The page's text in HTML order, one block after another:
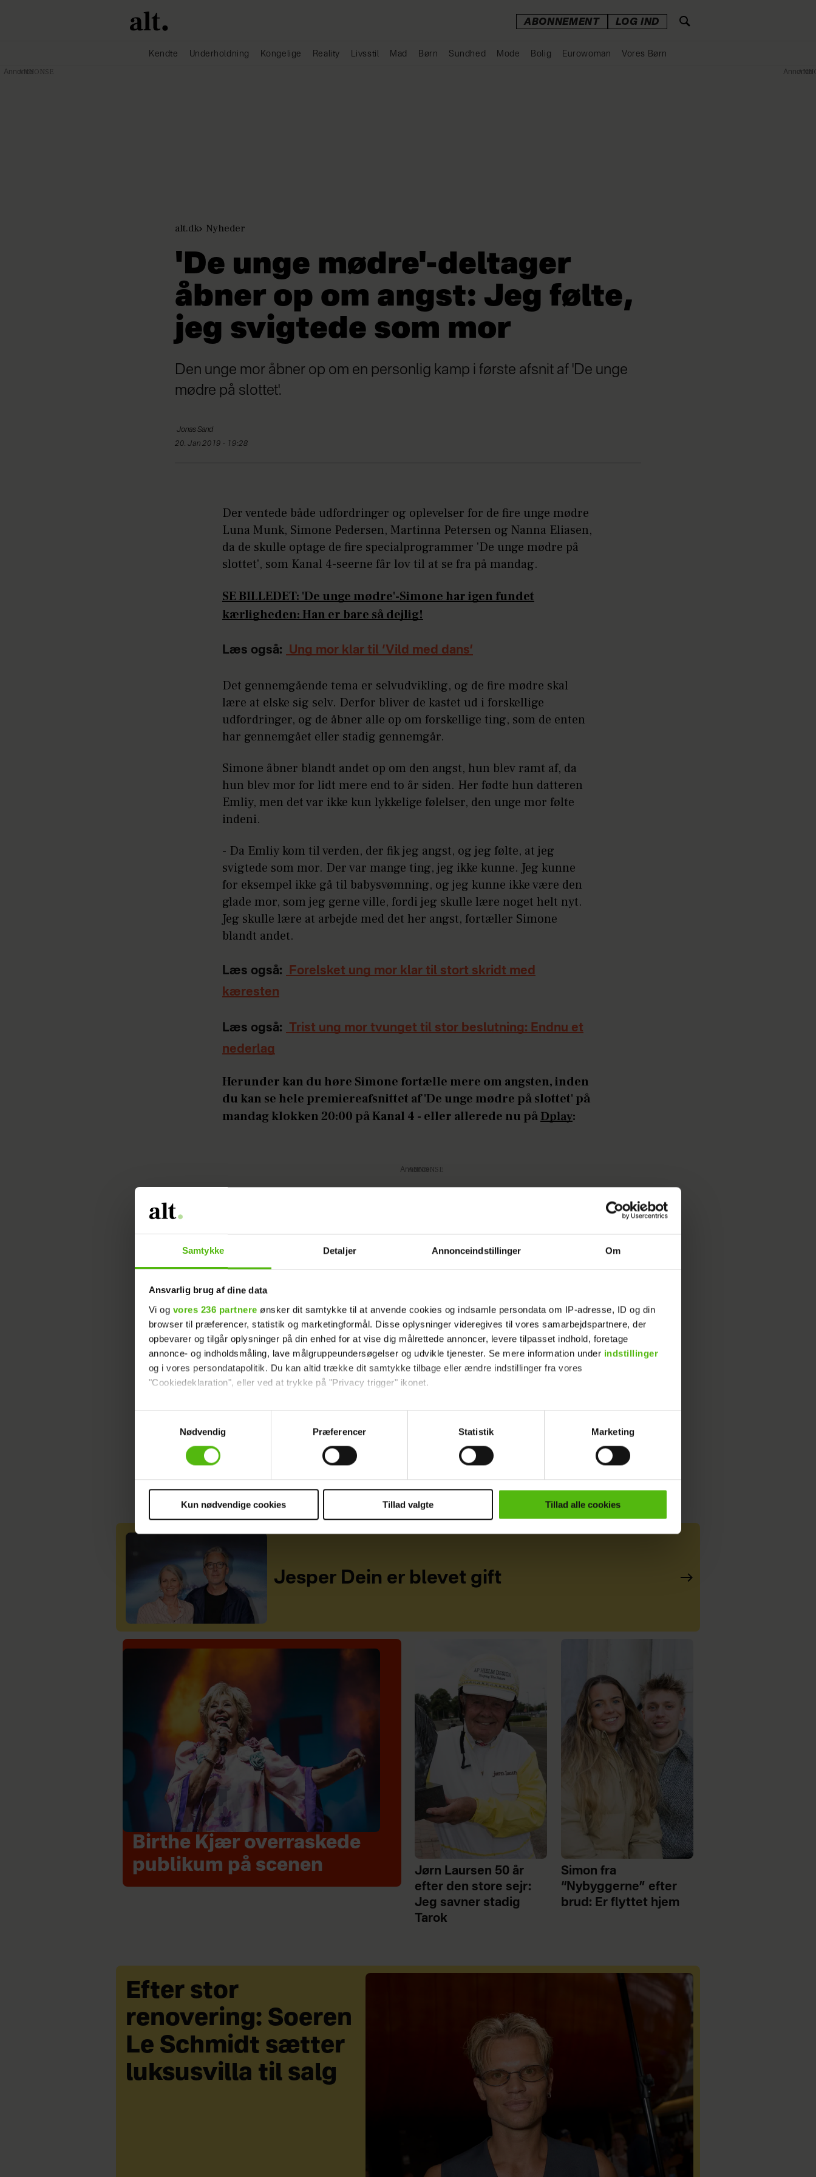
Samtykke Detaljer Annonceindstillinger Om
Ansvarlig brug af dine data
Vi og vores 236 partnere ønsker dit samtykke til at anvende cookies og indsamle persondata om IP-adresse, ID og din
browser til præferencer, statistik og marketingformål. Disse oplysninger videregives til vores samarbejdspartnere, der
opbevarer og tilgår oplysninger på din enhed for at vise dig målrettede annoncer, levere tilpasset indhold, foretage
annonce- og indholdsmåling, lave målgruppeundersøgelser og udvikle tjenester. Se mere information under indstillinger
og i vores persondatapolitik. Du kan altid trække dit samtykke tilbage eller ændre indstillinger fra vores
"Cookiedeklaration", eller ved at trykke på "Privacy trigger" ikonet.
Dine valg anvendes på hele websitet.
Vi ønsker dit samtykke til at indsamle og bruge data for at kunne levere og finansiere relevant journalistisk indhold til dig.
Vi anvender egne cookies og cookies fra tredjeparter til at at optimere dit besøg på vores hjemmeside. Vi indsamler data
sociale medier.
privatlivspolitik
Nødvendig
Præferencer Statistik Marketing
Kun nødvendige cookies Tillad valgte Tillad alle cookies
ABONNEMENT LOG IND
Kendte Underholdning Kongelige Reality Livsstil Mad Børn Sundhed Mode Bolig Eurowoman Vores Børn
alt.dk Nyheder
'De unge mødre'-deltager
åbner op om angst: Jeg følte,
jeg svigtede som mor
Den unge mor åbner op om en personlig kamp i første afsnit af 'De unge
mødre på slottet'.
JonasSand
20. Jan 2019 - 19:28
Der ventede både udfordringer og oplevelser for de fire unge mødre
Luna Munk, Simone Pedersen, Martinna Petersen og Nanna Eliasen,
da de skulle optage de fire specialprogrammer 'De unge mødre på
slottet', som Kanal 4-seerne får lov til at se fra på mandag.
SE BILLEDET: 'De unge mødre'-Simone har igen fundet
kærligheden: Han er bare så dejlig!
Læs også: Ung mor klar til ‘Vild med dans’
Det gennemgående tema er selvudvikling, og de fire mødre skal
lære at elske sig selv. Derfor bliver de kastet ud i forskellige
udfordringer, og de åbner alle op om forskellige ting, som de enten
har gennemgået eller stadig gennemgår.
Simone åbner blandt andet op om den angst, hun blev ramt af, da
hun blev mor for lidt mere end to år siden. Her fødte hun datteren
Emliy, men det var ikke kun lykkelige følelser, den unge mor følte
indeni.
- Da Emliy kom til verden, der fik jeg angst, og jeg følte, at jeg
svigtede som mor. Der var mange ting, jeg ikke kunne. Jeg kunne
for eksempel ikke gå til babysvømning, og jeg kunne ikke være den
glade mor, som jeg gerne ville, fordi jeg skulle lære noget helt nyt.
Jeg skulle lære at arbejde med det her angst, fortæller Simone
blandt andet.
Læs også:
Forelsket ung mor klar til stort skridt med
kæresten
Læs også:
Trist ung mor tvunget til stor beslutning: Endnu et
nederlag
Herunder kan du høre Simone fortælle mere om angsten, inden
du kan se hele premiereafsnittet af 'De unge mødre på slottet' på
mandag klokken 20:00 på Kanal 4 - eller allerede nu påDplay:
Annonce
Læs også:
narkose
NYHEDER DE UNGE MØDRE HEROGNU
Jesper Dein er blevet gift
Birthe Kjær overraskede
publikum på scenen
Jørn Laursen 50 år
efter den store sejr:
Jeg savner stadig
Tarok
Simon fra
“Nybyggerne” efter
brud: Er flyttet hjem
Efter stor
renovering: Soeren
Le Schmidt sætter
luksusvilla til salg
Annonce Annonce